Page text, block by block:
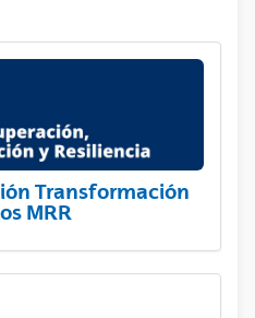
Transformación
MRR